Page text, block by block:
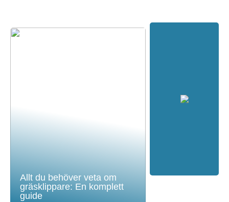
Allt du behöver veta om
gräsklippare: En komplett
guide